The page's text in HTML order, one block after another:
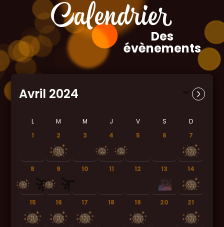
Calendrier
Des
évènements
Avril 2024
L M M J V S
D
1
2 3 4 5 6 7
8 9 10 11 12 13 14
15 16 17 18 19 20 21